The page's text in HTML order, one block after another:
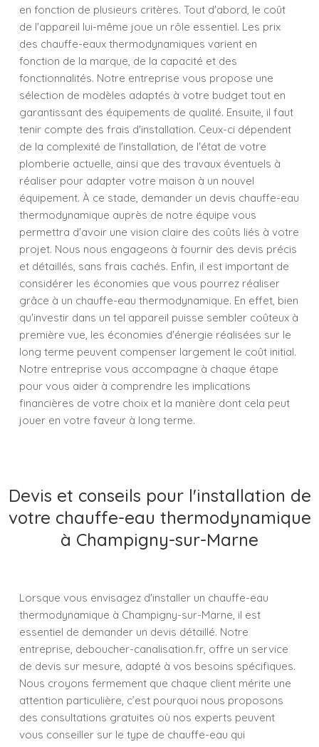
en fonction de plusieurs critères. Tout d'abord, le coût
de l'appareil lui-même joue un rôle essentiel. Les prix
des chauffe-eaux thermodynamiques varient en
fonction de la marque, de la capacité et des
fonctionnalités. Notre entreprise vous propose une
sélection de modèles adaptés à votre budget tout en
garantissant des équipements de qualité. Ensuite, il faut
tenir compte des frais d'installation. Ceux-ci dépendent
de la complexité de l'installation, de l'état de votre
plomberie actuelle, ainsi que des travaux éventuels à
réaliser pour adapter votre maison à un nouvel
équipement. À ce stade, demander un devis chauffe-eau
thermodynamique auprès de notre équipe vous
permettra d'avoir une vision claire des coûts liés à votre
projet. Nous nous engageons à fournir des devis précis
et détaillés, sans frais cachés. Enfin, il est important de
considérer les économies que vous pourrez réaliser
grâce à un chauffe-eau thermodynamique. En effet, bien
qu'investir dans un tel appareil puisse sembler coûteux à
première vue, les économies d'énergie réalisées sur le
long terme peuvent compenser largement le coût initial.
Notre entreprise vous accompagne à chaque étape
pour vous aider à comprendre les implications
financières de votre choix et la manière dont cela peut
jouer en votre faveur à long terme.
Devis et conseils pour l'installation de
votre chauffe-eau thermodynamique
à Champigny-sur-Marne
Lorsque vous envisagez d'installer un chauffe-eau
thermodynamique à Champigny-sur-Marne, il est
essentiel de demander un devis détaillé. Notre
entreprise, deboucher-canalisation.fr, offre un service
de devis sur mesure, adapté à vos besoins spécifiques.
Nous croyons fermement que chaque client mérite une
attention particulière, c’est pourquoi nous proposons
des consultations gratuites où nos experts peuvent
vous conseiller sur le type de chauffe-eau qui